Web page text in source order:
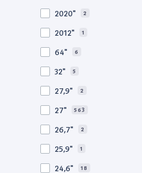
2020" 2
2012" 1
64" 6
32" 5
27,9" 2
27" 563
26,7" 2
25,9" 1
24,6" 18